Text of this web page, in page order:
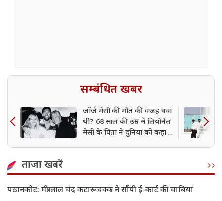
सम्बंधित खबर
जॉर्ज मेसी की मौत की वजह क्या
थी? 68 साल की उम्र में लियोनेल
मेसी के पिता ने दुनिया को कहा
ताजा खबरें
पठानकोट: मंत्री लाल चंद कटारूचक्क ने सौंपी ई-कार्ट की चाबियां